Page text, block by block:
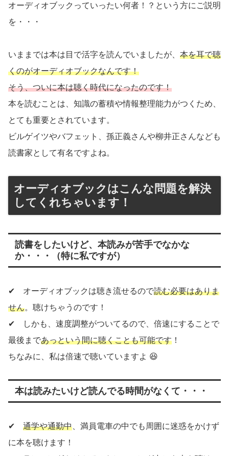
オーディオブックっていったい何者！？という方にご説明
を・・・
いままでは本は目で活字を読んでいましたが、 本を耳で聴
くのがオーディオブックなんです！
そう、ついに本は聴く時代になったのです！
本を読むことは、知識の蓄積や情報整理能力がつくため、
とても重要とされています。
ビルゲイツやバフェット、孫正義さんや柳井正さんなども
読書家として有名ですよね。
オーディオブックはこんな問題を解決
してくれちゃいます！
読書をしたいけど、本読みが苦手でなかな
か・・・（特に私ですが）
✔ オーディオブックは聴き流せるので読む必要はありま
せん。聴けちゃうのです！
✔ しかも、速度調整がついてるので、倍速にすることで
最後まであっという間に聴くことも可能です ！
ちなみに、私は倍速で聴いていますよ 😆
本は読みたいけど読んでる時間がなくて・・・
✔ 通学や通勤中 、満員電車の中でも周囲に迷惑をかけず
に本を聴けます！